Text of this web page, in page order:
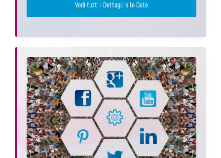
Vedi tutti i Dettagli e le Date